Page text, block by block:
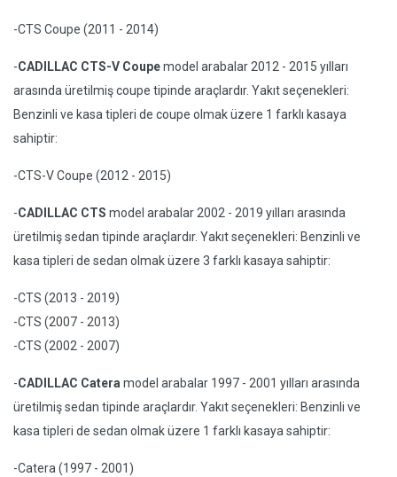
-CTS Coupe (2011 - 2014)
-CADILLAC CTS-V Coupemodel arabalar 2012 - 2015 yılları
arasında üretilmiş coupe tipinde araçlardır. Yakıt seçenekleri:
Benzinli ve kasa tipleri de coupe olmak üzere 1 farklı kasaya
sahiptir:
-CTS-V Coupe (2012 - 2015)
-CADILLAC CTS model arabalar 2002 - 2019 yılları arasında
üretilmiş sedan tipinde araçlardır. Yakıt seçenekleri: Benzinli ve
kasa tipleri de sedan olmak üzere 3 farklı kasaya sahiptir:
-CTS (2013 - 2019)
-CTS (2007 - 2013)
-CTS (2002 - 2007)
-CADILLAC Catera model arabalar 1997 - 2001 yılları arasında
üretilmiş sedan tipinde araçlardır. Yakıt seçenekleri: Benzinli ve
kasa tipleri de sedan olmak üzere 1 farklı kasaya sahiptir:
-Catera (1997 - 2001)